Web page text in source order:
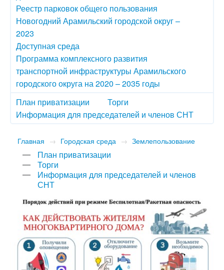
Реестр парковок общего пользования
Новогодний Арамильский городской округ –
2023
Доступная среда
Программа комплексного развития
транспортной инфраструктуры Арамильского
городского округа на 2020 – 2035 годы
План приватизации
Торги
Информация для председателей и членов СНТ
Главная → Городская среда → Землепользование
План приватизации
Торги
Информация для председателей и членов
СНТ